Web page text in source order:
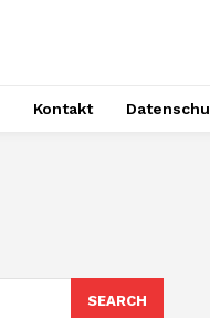
Kontakt
SEARCH